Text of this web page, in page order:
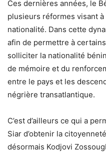
Ces dernières années, le
plusieurs réformes visant
nationalité. Dans cette
afin de permettre à certains
solliciter la nationalité
de mémoire et du
entre le pays et les
négrière transatlantique.
C’est d’ailleurs ce qui a
Siar d’obtenir la
désormais Kodjovi